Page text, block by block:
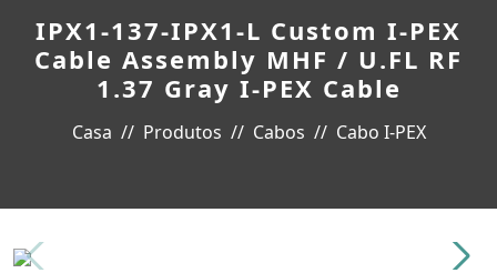
IPX1-137-IPX1-L Custom I-PEX
Cable Assembly MHF / U.FL RF
1.37 Gray I-PEX Cable
Casa Produtos Cabos Cabo I-PEX